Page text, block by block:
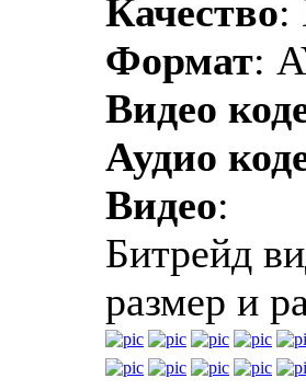
Качество:
Формат:
Видео
Аудио
Видео:
Битрейд
размер и